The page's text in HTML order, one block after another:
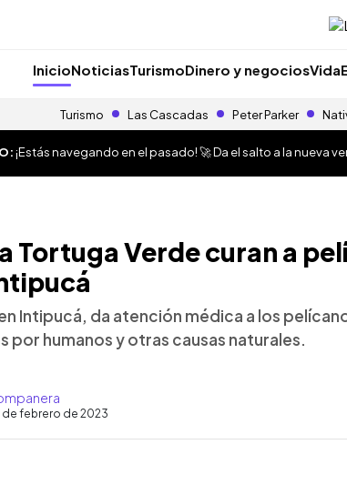
InicioNoticiasTurismoDinero y negociosVida
Turismo Las Cascadas Peter Parker
¡Estás navegando en el pasado! 🚀 Da el salto a la nueva
Tortuga Verde curan a
Intipucá, da atención médica a los
por humanos y otras causas naturales.
febrero de 2023